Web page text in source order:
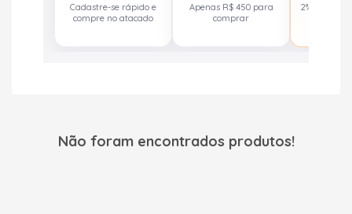
Cadastre-se rápido e
compre no atacado
Apenas R$ 450 para
comprar
2% de volta
Não foram encontrados produtos!